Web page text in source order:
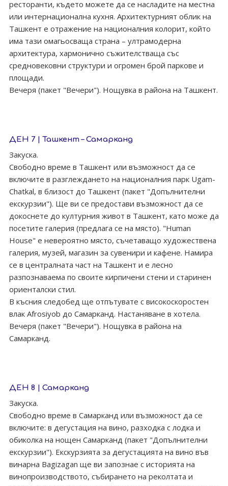
ресторанти, където можете да се насладите на местна
или интернационална кухня. Архитектурният облик на
Ташкент е отражение на националния колорит, който
има тази омагьосваща страна – ултрамодерна
архитектура, хармонично съжителстваща със
средновековни структури и огромен брой паркове и
площади.
Вечеря (пакет "Вечери"). Нощувка в района на Ташкент.
ДЕН 7 | Ташкент – Самарканд
Закуска.
Свободно време в Ташкент или възможност да се
включите в разглеждането на националния парк Ugam-
Chatkal, в близост до Ташкент (пакет "Допълнителни
екскурзии"). Ще ви се предостави възможност да се
докоснете до културния живот в Ташкент, като може да
посетите галерия (предлага се на място). "Human
House" е невероятно място, съчетаващо художествена
галерия, музей, магазин за сувенири и кафене. Намира
се в централната част на Ташкент и е лесно
разпознаваема по своите кирпичени стени и старинен
ориенталски стил.
В късния следобед ще отпътувате с високоскоростен
влак Afrosiyob до Самарканд. Настаняване в хотела.
Вечеря (пакет "Вечери"). Нощувка в района на
Самарканд.
ДЕН 8 | Самарканд
Закуска.
Свободно време в Самарканд или възможност да се
включите: в дегустация на вино, разходка с лодка и
обиколка на нощен Самарканд (пакет "Допълнителни
екскурзии"). Екскурзията за дегустацията на вино във
винарна Bagizagan ще ви запознае с историята на
винопроизводството, събирането на реколтата и